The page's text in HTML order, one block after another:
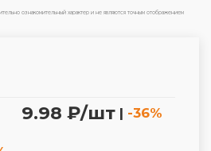
ознакомительный характер и не являются точным отображением
9.98 ₽/шт | -36%